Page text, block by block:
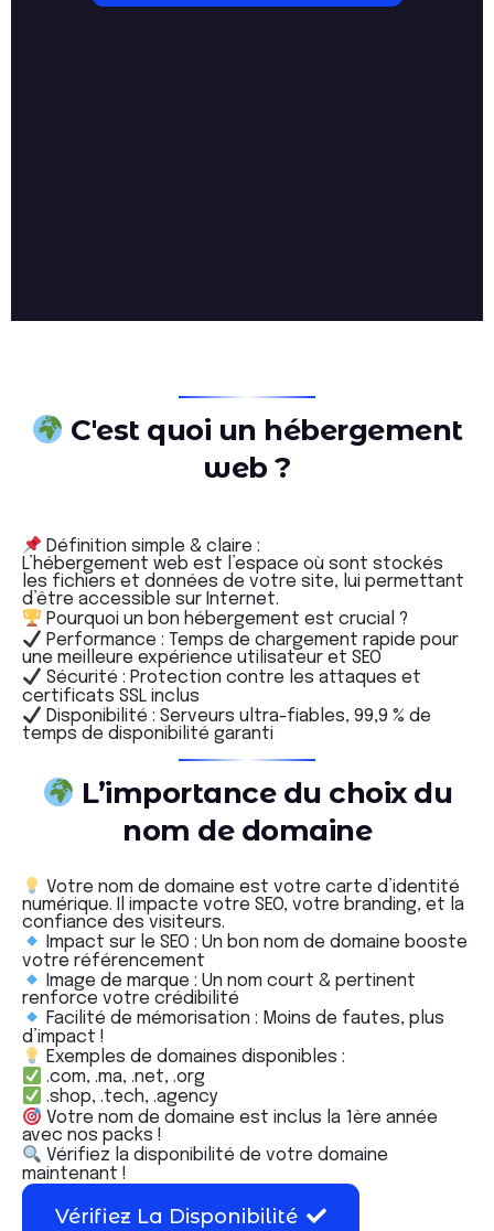
C'est quoi un hébergement
web ?
Définition simple & claire :
L’hébergement web est l’espace où sont stockés
les fichiers et données de votre site, lui permettant
d’être accessible sur Internet.
Pourquoi un bon hébergement est crucial ?
Performance : Temps de chargement rapide pour
une meilleure expérience utilisateur et SEO
Sécurité : Protection contre les attaques et
certificats SSL inclus
Disponibilité : Serveurs ultra-fiables, 99,9 % de
temps de disponibilité garanti
L’importance du choix du
nom de domaine
Votre nom de domaine est votre carte d’identité
numérique. Il impacte votre SEO, votre branding, et la
confiance des visiteurs.
Impact sur le SEO : Un bon nom de domaine booste
votre référencement
Image de marque : Un nom court & pertinent
renforce votre crédibilité
Facilité de mémorisation : Moins de fautes, plus
d’impact !
Exemples de domaines disponibles :
.com, .ma, .net, .org
.shop, .tech, .agency
Votre nom de domaine est inclus la 1ère année
avec nos packs !
Vérifiez la disponibilité de votre domaine
maintenant !
Vérifiez La Disponibilité